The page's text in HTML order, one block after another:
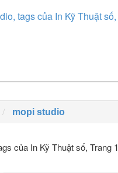
mopi studio
của In Kỹ Thuật số, Trang 1